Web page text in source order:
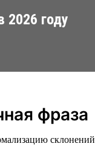
2026 году
фраза